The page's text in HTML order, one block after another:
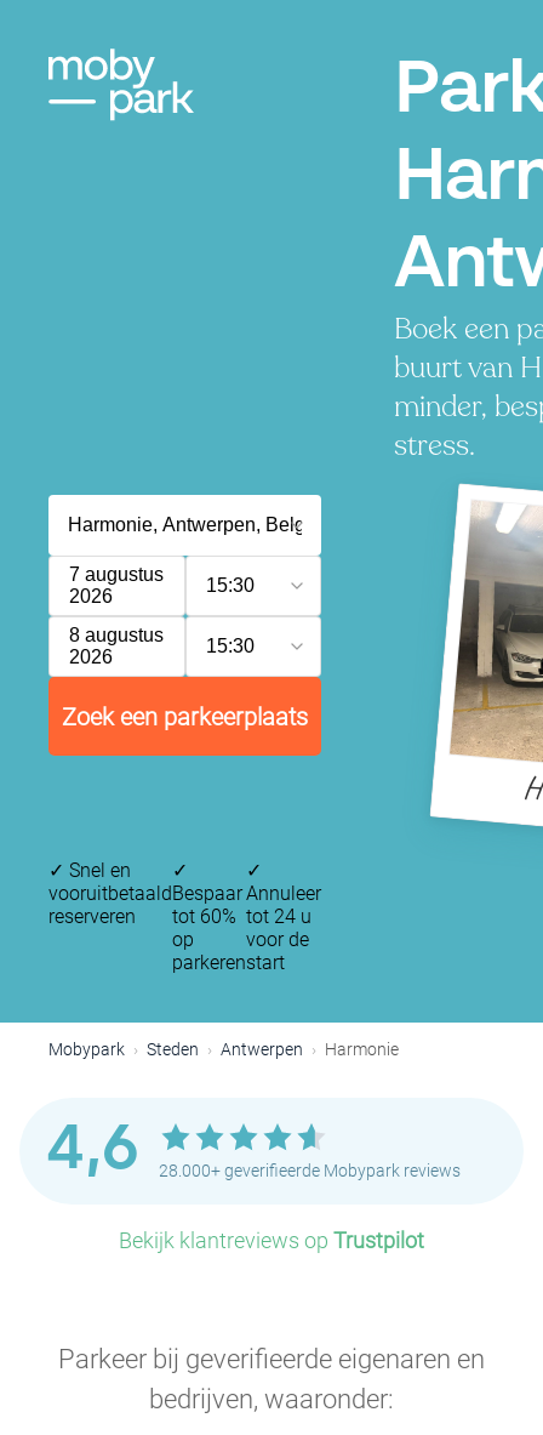
Boek een
buurt van
minder,
stress.
7 augustus
2026
15:30
8 augustus
2026
15:30
Zoek een parkeerplaats
✓ Snel en
vooruitbetaald
reserveren
✓
Bespaar
tot 60%
op
parkeren
✓
Annuleer
tot 24 u
voor de
start
Mobypark Steden Antwerpen Harmonie
4,6 28.000+ geverifieerde Mobypark reviews
Bekijk klantreviews op Trustpilot
Parkeer bij geverifieerde eigenaren en
bedrijven, waaronder:
P
P